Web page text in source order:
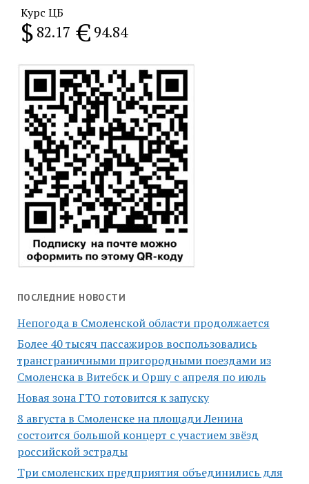
Курс ЦБ
$ 82.17 € 94.84
ПОСЛЕДНИЕ НОВОСТИ
Непогода в Смоленской области продолжается
Более 40 тысяч пассажиров воспользовались
трансграничными пригородными поездами из
Смоленска в Витебск и Оршу с апреля по июль
Новая зона ГТО готовится к запуску
8 августа в Смоленске на площади Ленина
состоится большой концерт с участием звёзд
российской эстрады
Три смоленских предприятия объединились для